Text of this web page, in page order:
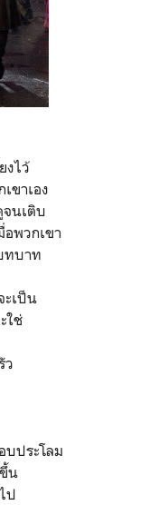
งไว้
ขาเอง
จนเติบ
พวกเขา
ทบาท
ะเป็น
ใช่
ว
บประโลม
น
ป